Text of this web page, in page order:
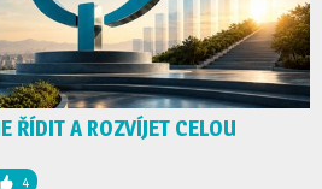
ŘÍDIT A ROZVÍJET CELOU
4